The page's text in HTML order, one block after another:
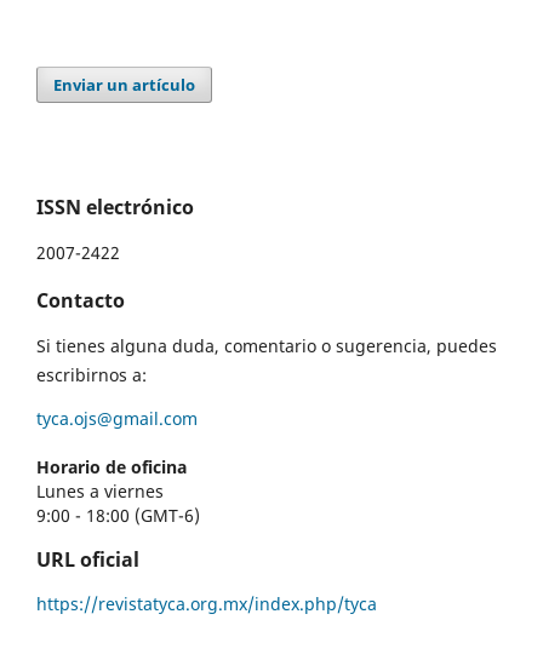
Enviar un artículo
ISSN electrónico
2007-2422
Contacto
Si tienes alguna duda, comentario o sugerencia, puedes
escribirnos a:
tyca.ojs@gmail.com
Horario de oficina
Lunes a viernes
9:00 - 18:00 (GMT-6)
URL oficial
https://revistatyca.org.mx/index.php/tyca